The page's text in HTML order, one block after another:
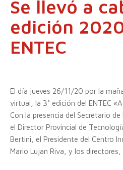
Se llevó a
edición
ENTEC
El día jueves 26/11/20 por la
virtual, la 3° edición del ENTEC
Con la presencia del Secretario
el Director Provincial de
Bertini, el Presidente del Centro
Mario Lujan Riva, y los